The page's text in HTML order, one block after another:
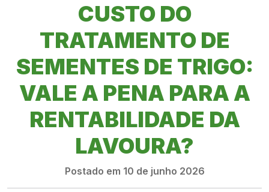
CUSTO DO
TRATAMENTO DE
SEMENTES DE TRIGO:
VALE A PENA PARA A
RENTABILIDADE DA
LAVOURA?
Postado em 10 de junho 2026